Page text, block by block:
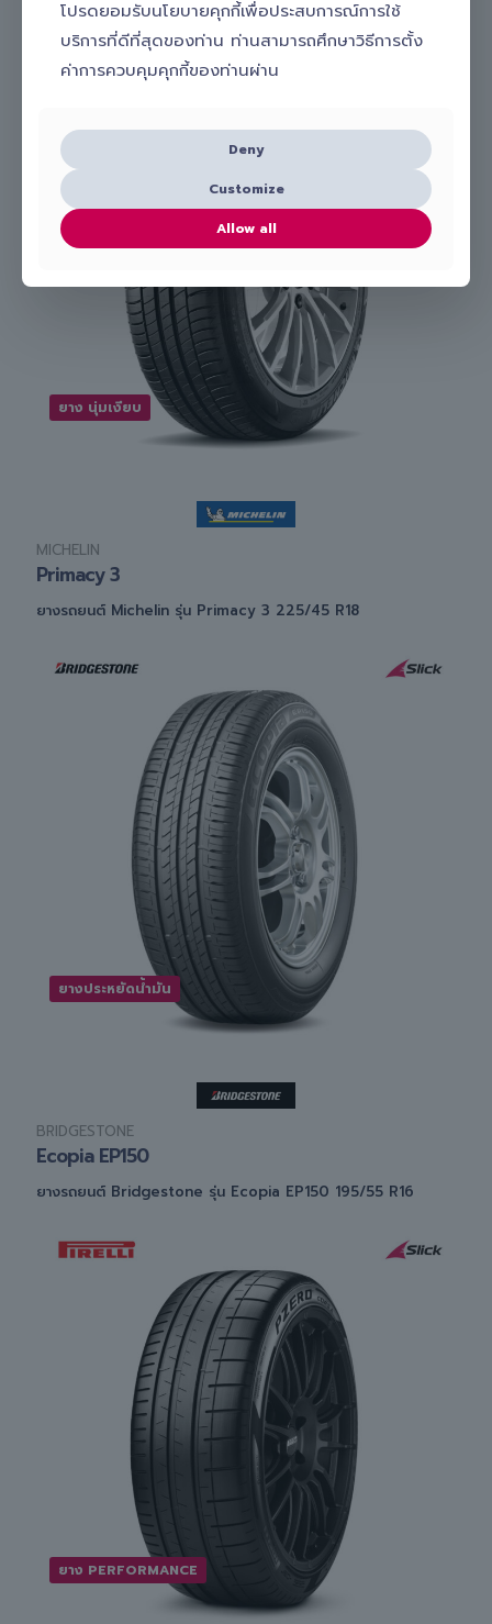
ยางที่เกี่ยวข้อง
ยาง นุ่มเงียบ
MICHELIN
Primacy 3
ยางรถยนต์ Michelin รุ่น Primacy 3 225/45 R18
ยางประหยัดน้ำมัน
BRIDGESTONE
Ecopia EP150
ยางรถยนต์ Bridgestone รุ่น Ecopia EP150 195/55 R16
ยาง PERFORMANCE
โปรดยอมรับนโยบายคุกกี้เพื่อประสบการณ์การใช้
บริการที่ดีที่สุดของท่าน ท่านสามารถศึกษาวิธีการตั้ง
ค่าการควบคุมคุกกี้ของท่านผ่าน
Deny
Customize
Allow all